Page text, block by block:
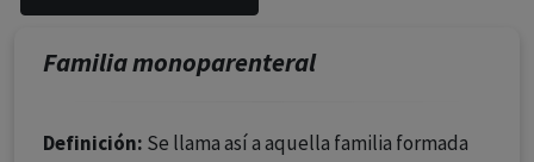
facultados prescribir medicamentos y decidir, en cada
caso concreto, el tratamiento más adecuado a las
necesidades del paciente.
Familia monoparenteral
Definición: Se llama así a aquella familia formada